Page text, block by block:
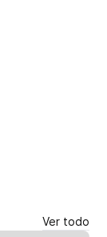
Ver todo